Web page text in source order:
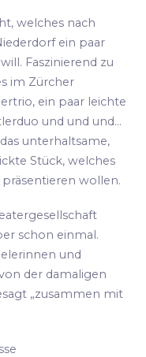
welches nach
ein paar
Faszinierend zu
im Zürcher
ein paar leichte
und und und...
unterhaltsame,
Stück, welches
wollen.
schon einmal.
und
der damaligen
„zusammen mit